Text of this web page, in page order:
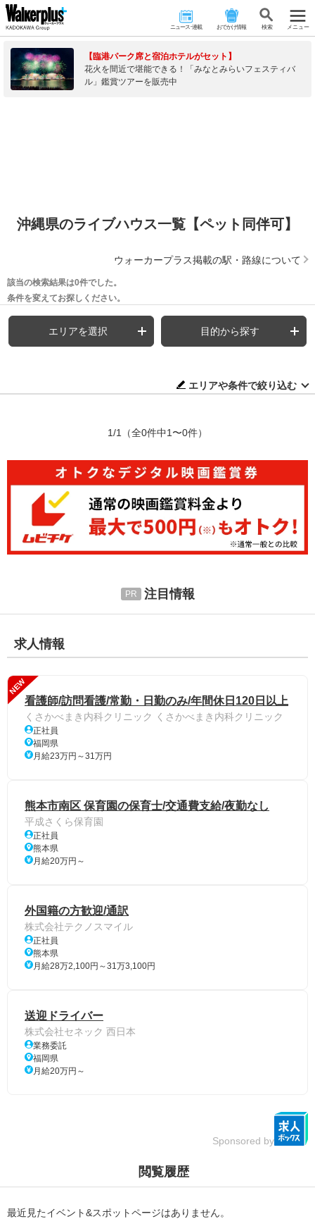
ニュース･連載 おでかけ情報 検 索 メニュー
【臨港パーク席と宿泊ホテルがセット】
花火を間近で堪能できる！「みなとみらいフェスティバ
ル」鑑賞ツアーを販売中
沖縄県のライブハウス一覧【ペット同伴可】
ウォーカープラス掲載の駅・路線について
該当の検索結果は0件でした。
条件を変えてお探しください。
エリアを選択 目的から探す
エリアや条件で絞り込む
1/1 （全0件中1〜0件）
注目情報
求人情報
NEW
看護師/訪問看護/常勤・日勤のみ/年間休日120日以上
くさかべまき内科クリニック くさかべまき内科クリニック
正社員
福岡県
月給23万円～31万円
熊本市南区 保育園の保育士/交通費支給/夜勤なし
平成さくら保育園
正社員
熊本県
月給20万円～
外国籍の方歓迎/通訳
株式会社テクノスマイル
正社員
熊本県
月給28万2,100円～31万3,100円
送迎ドライバー
株式会社セネック 西日本
業務委託
福岡県
月給20万円～
Sponsored by
閲覧履歴
最近見たイベント&スポットページはありません。